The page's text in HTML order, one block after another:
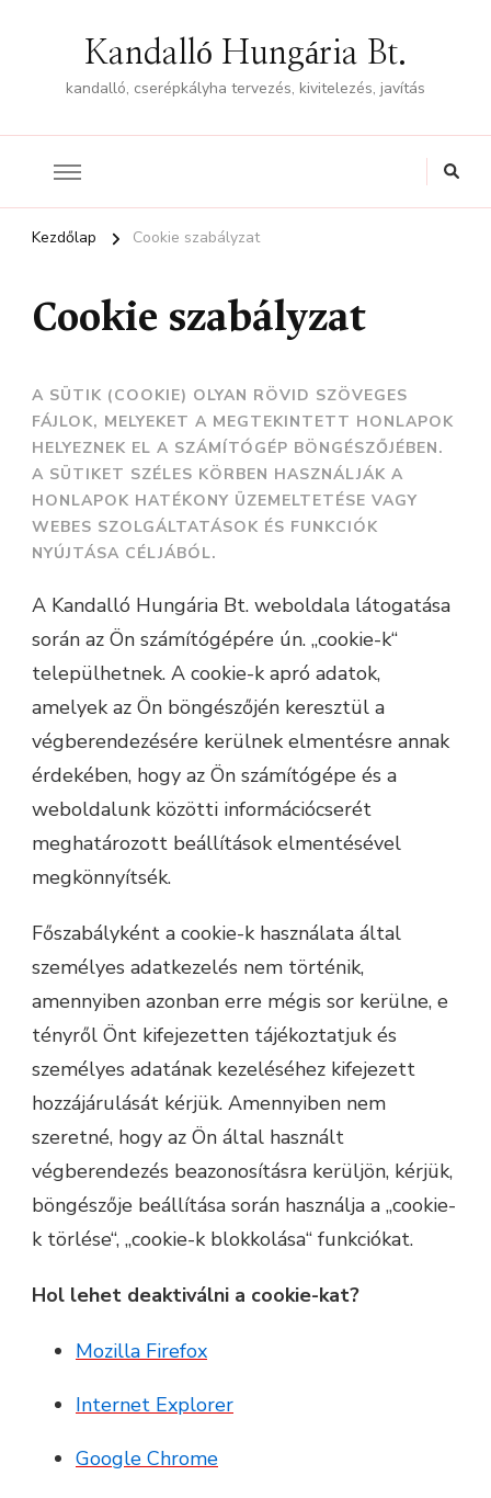
Kandalló Hungária Bt.
kandalló, cserépkályha tervezés, kivitelezés, javítás
Kezdőlap Cookie szabályzat
Cookie szabályzat
A SÜTIK (COOKIE) OLYAN RÖVID SZÖVEGES
FÁJLOK, MELYEKET A MEGTEKINTETT HONLAPOK
HELYEZNEK EL A SZÁMÍTÓGÉP BÖNGÉSZŐJÉBEN.
A SÜTIKET SZÉLES KÖRBEN HASZNÁLJÁK A
HONLAPOK HATÉKONY ÜZEMELTETÉSE VAGY
WEBES SZOLGÁLTATÁSOK ÉS FUNKCIÓK
NYÚJTÁSA CÉLJÁBÓL.
A Kandalló Hungária Bt. weboldala látogatása
során az Ön számítógépére ún. „cookie-k“
települhetnek. A cookie-k apró adatok,
amelyek az Ön böngészőjén keresztül a
végberendezésére kerülnek elmentésre annak
érdekében, hogy az Ön számítógépe és a
weboldalunk közötti információcserét
meghatározott beállítások elmentésével
megkönnyítsék.
Főszabályként a cookie-k használata által
személyes adatkezelés nem történik,
amennyiben azonban erre mégis sor kerülne, e
tényről Önt kifejezetten tájékoztatjuk és
személyes adatának kezeléséhez kifejezett
hozzájárulását kérjük. Amennyiben nem
szeretné, hogy az Ön által használt
végberendezés beazonosításra kerüljön, kérjük,
böngészője beállítása során használja a „cookie-
k törlése“, „cookie-k blokkolása“ funkciókat.
Hol lehet deaktiválni a cookie-kat?
Mozilla Firefox
Internet Explorer
Google Chrome